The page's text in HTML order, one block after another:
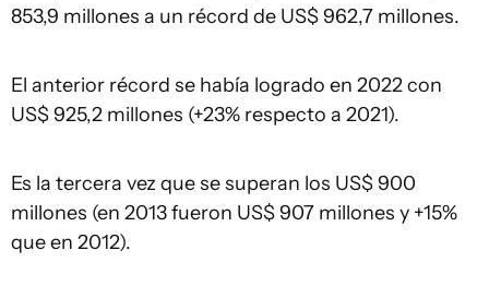
853,9 millones a un récord de US$ 962,7 millones.
El anterior récord se había logrado en 2022 con
US$ 925,2 millones (+23% respecto a 2021).
Es la tercera vez que se superan los US$ 900
millones (en 2013 fueron US$ 907 millones y +15%
que en 2012).